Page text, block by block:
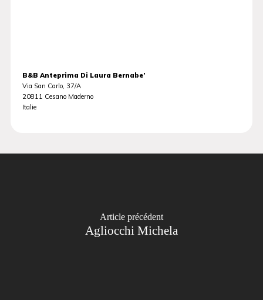
B&B Anteprima Di Laura Bernabe’
Via San Carlo, 37/A
20811 Cesano Maderno
Italie
Article précédent
Agliocchi Michela